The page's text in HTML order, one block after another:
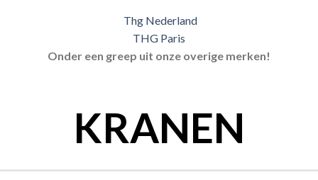
Thg Nederland
THG Paris
Onder een greep uit onze overige merken!
KRANEN